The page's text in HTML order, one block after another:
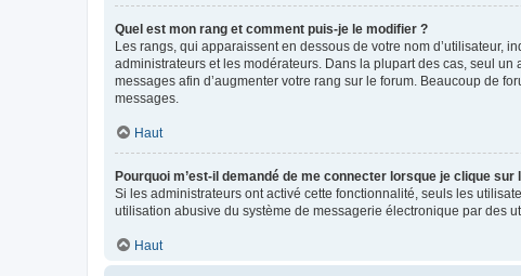
Quel est mon rang et comment puis-je le modifier ?
Les rangs, qui apparaissent en dessous de votre nom d’utilisateur,
administrateurs et les modérateurs. Dans la plupart des cas, seul
messages afin d’augmenter votre rang sur le forum. Beaucoup de
messages.
Haut
Pourquoi m’est-il demandé de me connecter lorsque je clique
Si les administrateurs ont activé cette fonctionnalité, seuls les
utilisation abusive du système de messagerie électronique par des
Haut